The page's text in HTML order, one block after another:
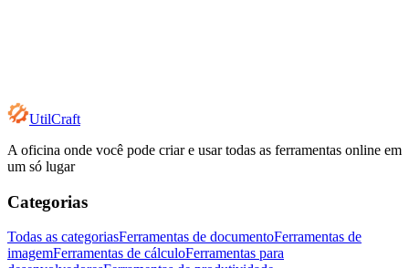
UtilCraft
A oficina onde você pode criar e usar todas as ferramentas online em
um só lugar
Categorias
Todas as categoriasFerramentas de documentoFerramentas de
imagemFerramentas de cálculoFerramentas para